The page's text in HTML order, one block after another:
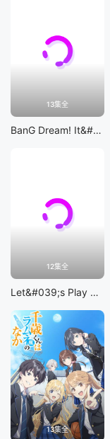
13集全
BanG Dream! It&#039;s MyGO!!!!!
12集全
Let&#039;s Play 充满挑战的人生
13集全